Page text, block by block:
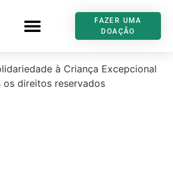
FAZER UMA
DOAÇÃO
à Criança Excepcional
os direitos reservados